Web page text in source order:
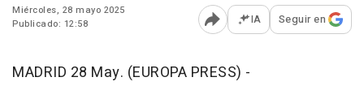
Miércoles, 28 mayo 2025
Publicado: 12:58
Abrir opciones para
IA Seguir en
MADRID 28 May. (EUROPA PRESS) -